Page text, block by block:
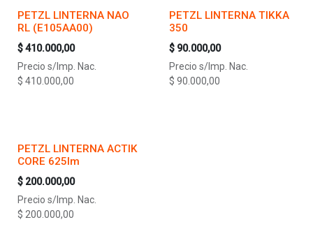
PETZL LINTERNA NAO
RL (E105AA00)
$410.000,00
Precio s/Imp. Nac.
$ 410.000,00
PETZL LINTERNA TIKKA
350
$ 90.000,00
Precio s/Imp. Nac.
$ 90.000,00
PETZL LINTERNA ACTIK
CORE 625lm
$ 200.000,00
Precio s/Imp. Nac.
$ 200.000,00